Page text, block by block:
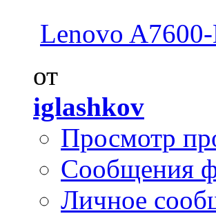
Lenovo
от
iglashkov
Просмотр
Сообщения
Личное